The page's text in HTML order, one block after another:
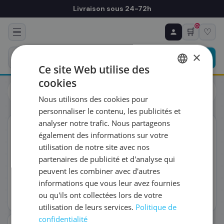
Livraison sous 24-72h
🛒
0
♡
Cartouches
HP
ORIGINAL
Prévoyez & économisez
Programmez votre prochain achat — notre équipe
vous prépare un devis personnalisé
RÉFÉRENCE DU PRODUIT
FRÉQUENCE
QUANTITÉ PAR LIVRAISON
DATE DE PREMIÈRE LIVRAISON SOUHAITÉE
×
Ce site Web utilise des
cookies
Nous utilisons des cookies pour
personnaliser le contenu, les publicités et
analyser notre trafic. Nous partageons
également des informations sur votre
utilisation de notre site avec nos
partenaires de publicité et d'analyse qui
peuvent les combiner avec d'autres
informations que vous leur avez fournies
ou qu'ils ont collectées lors de votre
utilisation de leurs services. Politique de
confidentialité